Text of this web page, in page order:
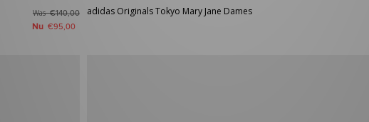
Was€140,00
Nu €95,00
adidas Originals Tokyo Mary Jane Dames